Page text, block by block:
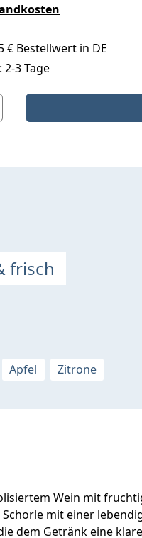
€ Bestellwert in DE
3 Tage
Wert ein oder benutze
frisch
Apfel Zitrone
Wein mit
mit einer
dem Getränk eine